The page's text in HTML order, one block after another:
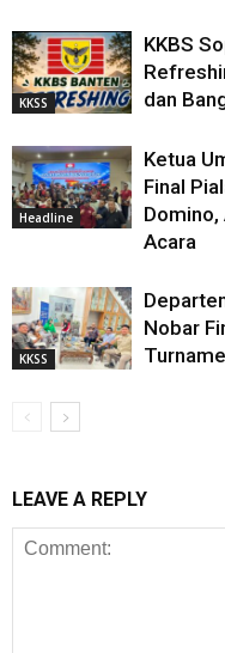
KKSS
KKBS
dan
Headline
Ketua
Final
Acara
KKSS
Nobar
LEAVE A REPLY